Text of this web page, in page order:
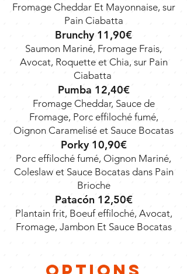
Fromage Cheddar Et Mayonnaise, sur
Pain Ciabatta
Brunchy 11,90€
Saumon Mariné, Fromage Frais,
Avocat, Roquette et Chia, sur Pain
Ciabatta
Pumba 12,40€
Fromage Cheddar, Sauce de
Fromage, Porc effiloché fumé,
Oignon Caramelisé et Sauce Bocatas
Porky 10,90€
Porc effiloché fumé, Oignon Mariné,
Coleslaw et Sauce Bocatas dans Pain
Brioche
Patacón 12,50€
Plantain frit, Boeuf effiloché, Avocat,
Fromage, Jambon Et Sauce Bocatas